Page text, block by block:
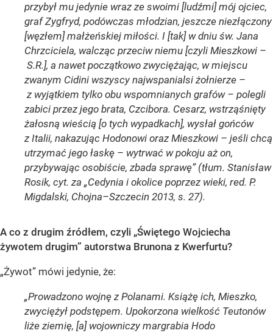
przybył mu jedynie wraz ze swoimi [ludźmi] mój ojciec,
graf Zygfryd, podówczas młodzian, jeszcze niezłączony
[węzłem] małżeńskiej miłości. I [tak] w dniu św. Jana
Chrzciciela, walcząc przeciw niemu [czyli Mieszkowi –
S.R.], a nawet początkowo zwyciężając, w miejscu
zwanym Cidini wszyscy najwspanialsi żołnierze –
z wyjątkiem tylko obu wspomnianych grafów – polegli
zabici przez jego brata, Czcibora. Cesarz, wstrząśnięty
żałosną wieścią [o tych wypadkach], wysłał gońców
z Italii, nakazując Hodonowi oraz Mieszkowi – jeśli chcą
utrzymać jego łaskę – wytrwać w pokoju aż on,
przybywając osobiście, zbada sprawę” (tłum. Stanisław
Rosik, cyt. za „Cedynia i okolice poprzez wieki, red. P.
Migdalski, Chojna–Szczecin 2013, s. 27).
A co z drugim źródłem, czyli „Świętego Wojciecha
żywotem drugim” autorstwa Brunona z Kwerfurtu?
„Żywot” mówi jedynie, że:
„Prowadzono wojnę z Polanami. Książę ich, Mieszko,
zwyciężył podstępem. Upokorzona wielkość Teutonów
liże ziemię, [a] wojowniczy margrabia Hodo